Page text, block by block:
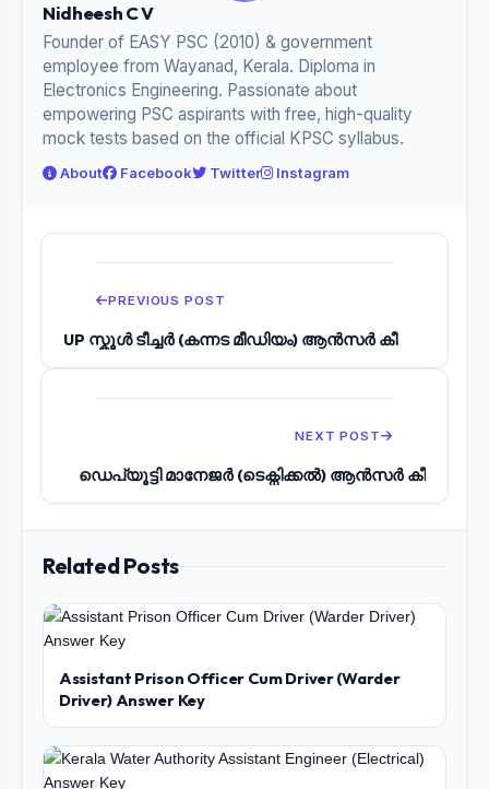
Nidheesh C V
Founder of EASY PSC (2010) & government
employee from Wayanad, Kerala. Diploma in
Electronics Engineering. Passionate about
empowering PSC aspirants with free, high-quality
mock tests based on the official KPSC syllabus.
About Facebook Twitter Instagram
PREVIOUS POST
UP സ്കൂൾ ടീച്ചർ (കന്നട മീഡിയം) ആൻസർ കീ
NEXT POST
ഡെപ്യൂട്ടി മാനേജർ (ടെക്നിക്കൽ) ആൻസർ കീ
Related Posts
Assistant Prison Officer Cum Driver (Warder
Driver) Answer Key